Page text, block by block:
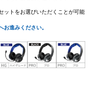
ットをお選びいただくことが可能
お進みください。